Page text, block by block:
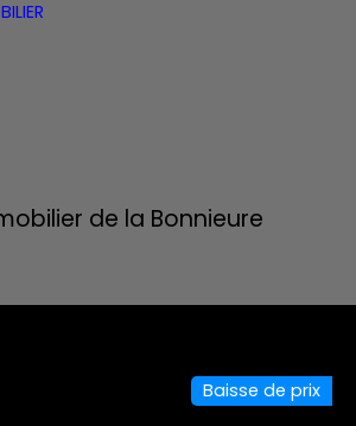
de la Bonnieure
VENDRE ALERTE
Baisse de prix